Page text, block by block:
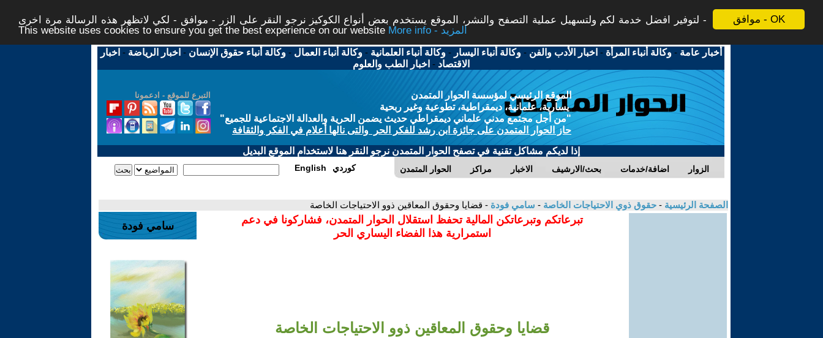
موافق - OK
لتوفير افضل خدمة لكم ولتسهيل عملية التصفح والنشر، الموقع يستخدم بعض أنواع الكوكيز نرجو النقر على الزر - موافق - لكي لاتظهر هذه الرسالة مرة اخرى -
This website uses cookies to ensure you get the best experience on our website
More info - المزيد
أخبار عامة -وكالة أنباء المرأة - اخبار الأدب والفن -وكالة أنباء اليسار -وكالة أنباء العلمانية -وكالة أنباء العمال -وكالة أنباء حقوق الإنسان - اخبار الرياضة - اخبار
الاقتصاد - اخبار الطب والعلوم
التبرع للموقع - ادعمونا
الموقع الرئيسي لمؤسسة الحوار المتمدن
يسارية، علمانية، ديمقراطية، تطوعية وغير ربحية
"من أجل مجتمع مدني علماني ديمقراطي حديث يضمن الحرية والعدالة الاجتماعية للجميع"
حاز الحوار المتمدن على جائزة ابن رشد للفكر الحر والتى نالها أعلام في الفكر والثقافة
إذا لديكم مشاكل تقنية في تصفح الحوار المتمدن نرجو النقر هنا لاستخدام الموقع البديل
الحوار المتمدن مراكز الاخبار بحث/الارشيف اضافة/خدمات الزوار English كوردي
الصفحة الرئيسية - حقوق ذوي الاحتياجات الخاصة - سامي فودة - قضايا وحقوق المعاقين ذوو الاحتياجات الخاصة
تبرعاتكم وتبرعاتكن المالية تحفظ استقلال الحوار المتمدن، فشاركونا في دعم
استمرارية هذا الفضاء اليساري الحر
قضايا وحقوق المعاقين ذوو الاحتياجات الخاصة
سامي فودة